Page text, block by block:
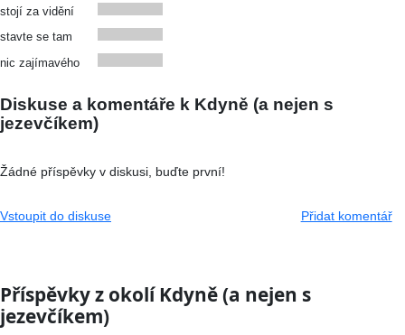
stojí za vidění
stavte se tam
nic zajímavého
Diskuse a komentáře k Kdyně (a nejen s
jezevčíkem)
Žádné příspěvky v diskusi, buďte první!
Vstoupit do diskuse Přidat komentář
Příspěvky z okolí Kdyně (a nejen s
jezevčíkem)